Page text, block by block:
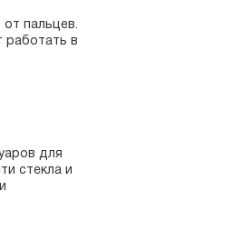
пальцев.
работать в
для
стекла и